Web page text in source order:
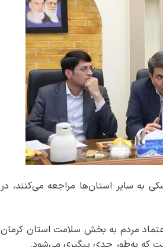
به سایر استان‌ها مراجعه می‌کنند، در
اعتماد مردم به بخش سلامت استان کرمان